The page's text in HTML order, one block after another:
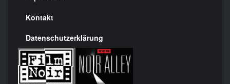
Kontakt
Datenschutzerklärung